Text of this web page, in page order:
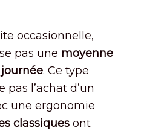
occasionnelle,
pas une moyenne
. Ce type
pas l’achat d’un
une ergonomie
classiques ont